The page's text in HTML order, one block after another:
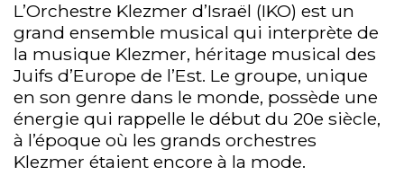
L’Orchestre Klezmer d’Israël (IKO) est un
grand ensemble musical qui interprète de
la musique Klezmer, héritage musical des
Juifs d’Europe de l’Est. Le groupe, unique
en son genre dans le monde, possède une
énergie qui rappelle le début du 20e siècle,
à l’époque où les grands orchestres
Klezmer étaient encore à la mode.